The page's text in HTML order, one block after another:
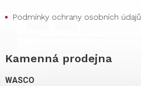
Podmínky ochrany osobních údajů
Kamenná prodejna
WASCO